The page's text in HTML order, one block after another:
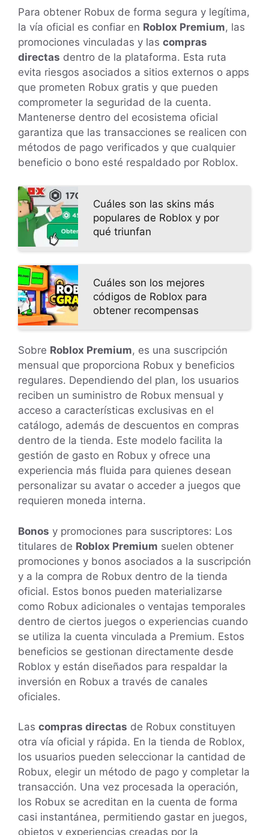
Para obtener Robux de forma segura y legítima,
la vía oficial es confiar en Roblox Premium, las
promociones vinculadas y las compras
directas dentro de la plataforma. Esta ruta
evita riesgos asociados a sitios externos o apps
que prometen Robux gratis y que pueden
comprometer la seguridad de la cuenta.
Mantenerse dentro del ecosistema oficial
garantiza que las transacciones se realicen con
métodos de pago verificados y que cualquier
beneficio o bono esté respaldado por Roblox.
Cuáles son las skins más
populares de Roblox y por
qué triunfan
Cuáles son los mejores
códigos de Roblox para
obtener recompensas
Sobre Roblox Premium, es una suscripción
mensual que proporciona Robux y beneficios
regulares. Dependiendo del plan, los usuarios
reciben un suministro de Robux mensual y
acceso a características exclusivas en el
catálogo, además de descuentos en compras
dentro de la tienda. Este modelo facilita la
gestión de gasto en Robux y ofrece una
experiencia más fluida para quienes desean
personalizar su avatar o acceder a juegos que
requieren moneda interna.
Bonos y promociones para suscriptores: Los
titulares de Roblox Premium suelen obtener
promociones y bonos asociados a la suscripción
y a la compra de Robux dentro de la tienda
oficial. Estos bonos pueden materializarse
como Robux adicionales o ventajas temporales
dentro de ciertos juegos o experiencias cuando
se utiliza la cuenta vinculada a Premium. Estos
beneficios se gestionan directamente desde
Roblox y están diseñados para respaldar la
inversión en Robux a través de canales
oficiales.
Las compras directas de Robux constituyen
otra vía oficial y rápida. En la tienda de Roblox,
los usuarios pueden seleccionar la cantidad de
Robux, elegir un método de pago y completar la
transacción. Una vez procesada la operación,
los Robux se acreditan en la cuenta de forma
casi instantánea, permitiendo gastar en juegos,
objetos y experiencias creadas por la